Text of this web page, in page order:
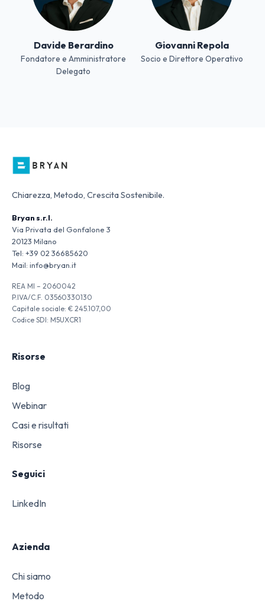
Davide Berardino
Fondatore e Amministratore
Delegato
Giovanni Repola
Socio e Direttore Operativo
Chiarezza, Metodo, Crescita Sostenibile.
Bryan s.r.l.
Via Privata del Gonfalone 3
20123 Milano
Tel: +39 02 36685620
Mail: info@bryan.it
REA MI – 2060042
P.IVA/C.F. 03560330130
Capitale sociale: € 245.107,00
Codice SDI: M5UXCR1
Risorse
Blog
Webinar
Casi e risultati
Risorse
Seguici
LinkedIn
Azienda
Chi siamo
Metodo